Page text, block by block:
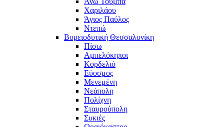
Χαριλάου
Άγιος Παύλος
Ντεπώ
Βορειοδυτική Θεσσαλονίκη
Πίσω
Αμπελόκηποι
Κορδελιό
Εύοσμος
Μενεμένη
Νεάπολη
Πολίχνη
Σταυρούπολη
Συκιές